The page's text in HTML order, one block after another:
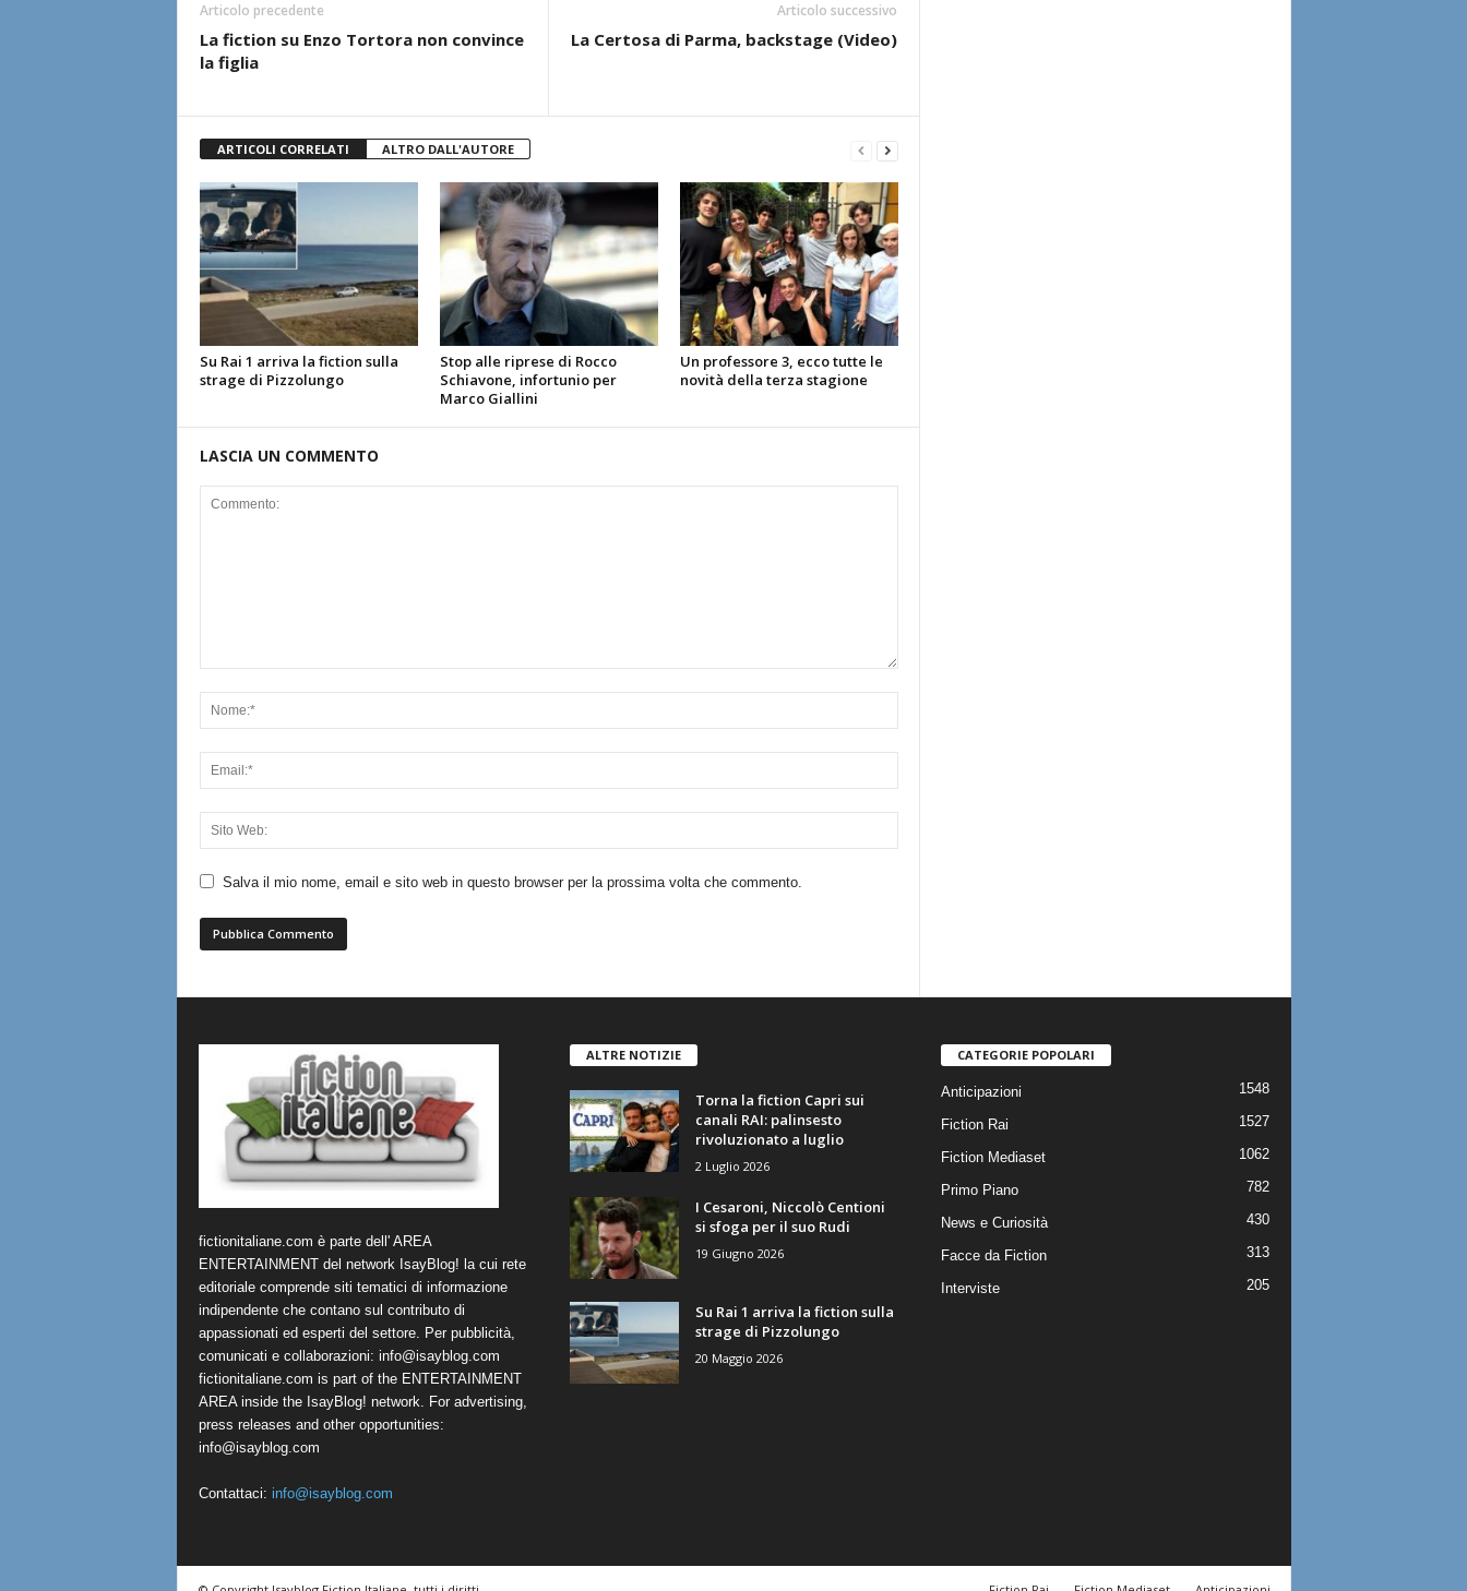
Articolo precedente
La fiction su Enzo Tortora non convince
la figlia
Articolo successivo
La Certosa di Parma, backstage (Video)
ARTICOLI CORRELATI ALTRO DALL'AUTORE
Su Rai 1 arriva la fiction sulla
strage di Pizzolungo
Stop alle riprese di Rocco
Schiavone, infortunio per
Marco Giallini
Un professore 3, ecco tutte le
novità della terza stagione
LASCIA UN COMMENTO
Salva il mio nome, email e sito web in questo browser per la prossima volta che commento.
fictionitaliane.com è parte dell' AREA
ENTERTAINMENT del network IsayBlog! la cui rete
editoriale comprende siti tematici di informazione
indipendente che contano sul contributo di
appassionati ed esperti del settore. Per pubblicità,
comunicati e collaborazioni: info@isayblog.com
fictionitaliane.com is part of the ENTERTAINMENT
AREA inside the IsayBlog! network. For advertising,
press releases and other opportunities:
info@isayblog.com
Contattaci: info@isayblog.com
ALTRE NOTIZIE
Torna la fiction Capri sui
canali RAI: palinsesto
rivoluzionato a luglio
2 Luglio 2026
I Cesaroni, Niccolò Centioni
si sfoga per il suo Rudi
19 Giugno 2026
Su Rai 1 arriva la fiction sulla
strage di Pizzolungo
20 Maggio 2026
CATEGORIE POPOLARI
Anticipazioni 1548
Fiction Rai 1527
Fiction Mediaset 1062
Primo Piano 782
News e Curiosità 430
Facce da Fiction 313
Interviste 205